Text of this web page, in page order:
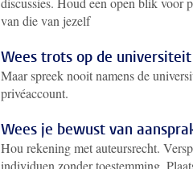
van die van jezelf
Wees trots op de universiteit
Maar spreek nooit namens de
privéaccount.
Wees je bewust van
Hou rekening met auteursrecht.
individuen zonder toestemming.